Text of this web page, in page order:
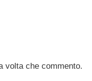
volta che commento.